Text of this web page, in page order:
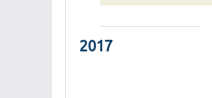
2017